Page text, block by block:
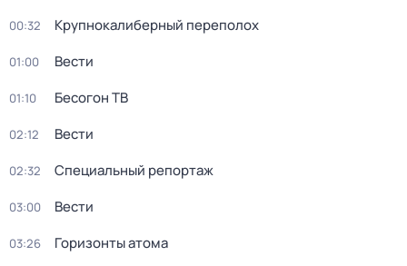
00:32 Крупнокалиберный переполох
01:00 Вести
01:10 Бесогон ТВ
02:12 Вести
02:32 Специальный репортаж
03:00 Вести
03:26 Горизонты атома